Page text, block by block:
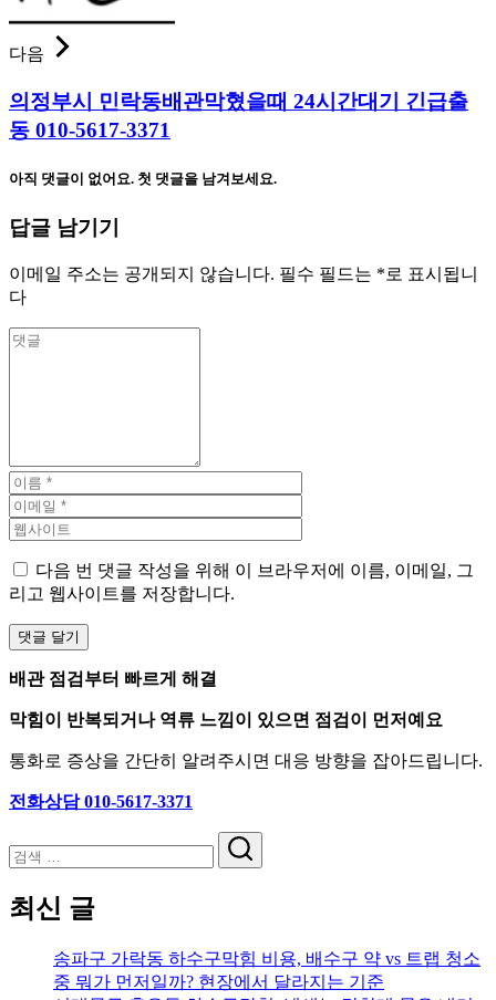
다음
의정부시 민락동배관막혔을때 24시간대기 긴급출
동 010-5617-3371
아직 댓글이 없어요. 첫 댓글을 남겨보세요.
답글 남기기
이메일 주소는 공개되지 않습니다. 필수 필드는 *로 표시됩니
다
다음 번 댓글 작성을 위해 이 브라우저에 이름, 이메일, 그
리고 웹사이트를 저장합니다.
배관 점검부터 빠르게 해결
막힘이 반복되거나 역류 느낌이 있으면 점검이 먼저예요
통화로 증상을 간단히 알려주시면 대응 방향을 잡아드립니다.
전화상담 010-5617-3371
검
최신 글
송파구 가락동 하수구막힘 비용, 배수구 약 vs 트랩 청소
중 뭐가 먼저일까? 현장에서 달라지는 기준